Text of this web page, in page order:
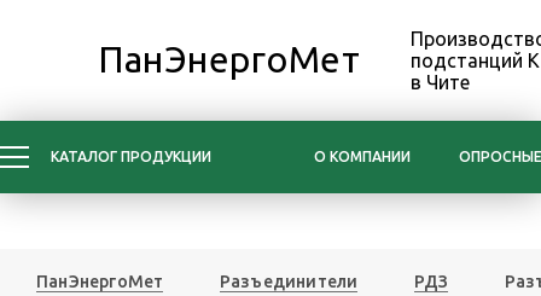
ПанЭнергоМет
подстанций
в Чите
КАТАЛОГ ПРОДУКЦИИ О КОМПАНИИ
ПанЭнергоМет Разъединители РДЗ